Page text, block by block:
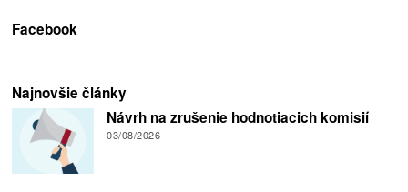
Facebook
Najnovšie články
Návrh na zrušenie hodnotiacich komisií
03/08/2026